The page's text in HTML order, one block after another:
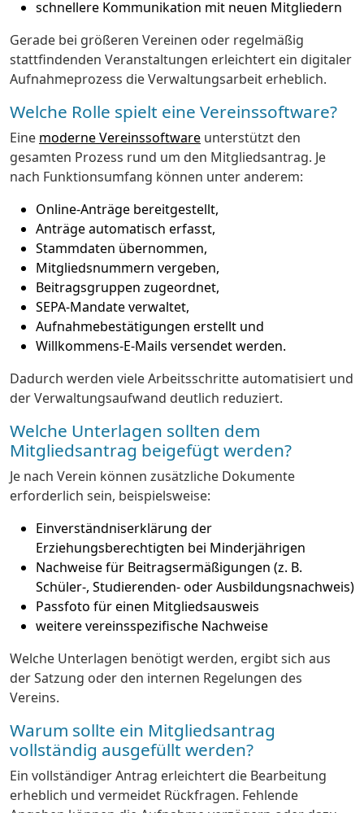
schnellere Kommunikation mit neuen Mitgliedern
Gerade bei größeren Vereinen oder regelmäßig
stattfindenden Veranstaltungen erleichtert ein digitaler
Aufnahmeprozess die Verwaltungsarbeit erheblich.
Welche Rolle spielt eine Vereinssoftware?
Eine moderne Vereinssoftware unterstützt den
gesamten Prozess rund um den Mitgliedsantrag. Je
nach Funktionsumfang können unter anderem:
Online-Anträge bereitgestellt,
Anträge automatisch erfasst,
Stammdaten übernommen,
Mitgliedsnummern vergeben,
Beitragsgruppen zugeordnet,
SEPA-Mandate verwaltet,
Aufnahmebestätigungen erstellt und
Willkommens-E-Mails versendet werden.
Dadurch werden viele Arbeitsschritte automatisiert und
der Verwaltungsaufwand deutlich reduziert.
Welche Unterlagen sollten dem
Mitgliedsantrag beigefügt werden?
Je nach Verein können zusätzliche Dokumente
erforderlich sein, beispielsweise:
Einverständniserklärung der
Erziehungsberechtigten bei Minderjährigen
Nachweise für Beitragsermäßigungen (z. B.
Schüler-, Studierenden- oder Ausbildungsnachweis)
Passfoto für einen Mitgliedsausweis
weitere vereinsspezifische Nachweise
Welche Unterlagen benötigt werden, ergibt sich aus
der Satzung oder den internen Regelungen des
Vereins.
Warum sollte ein Mitgliedsantrag
vollständig ausgefüllt werden?
Ein vollständiger Antrag erleichtert die Bearbeitung
erheblich und vermeidet Rückfragen. Fehlende